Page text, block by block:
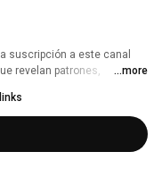
suscripción a este canal
revelan patrones,
...more